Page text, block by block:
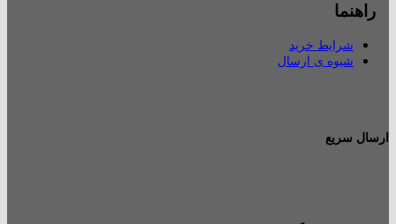
راهنما
شرایط خرید
شیوه ی ارسال
ارسال سریع